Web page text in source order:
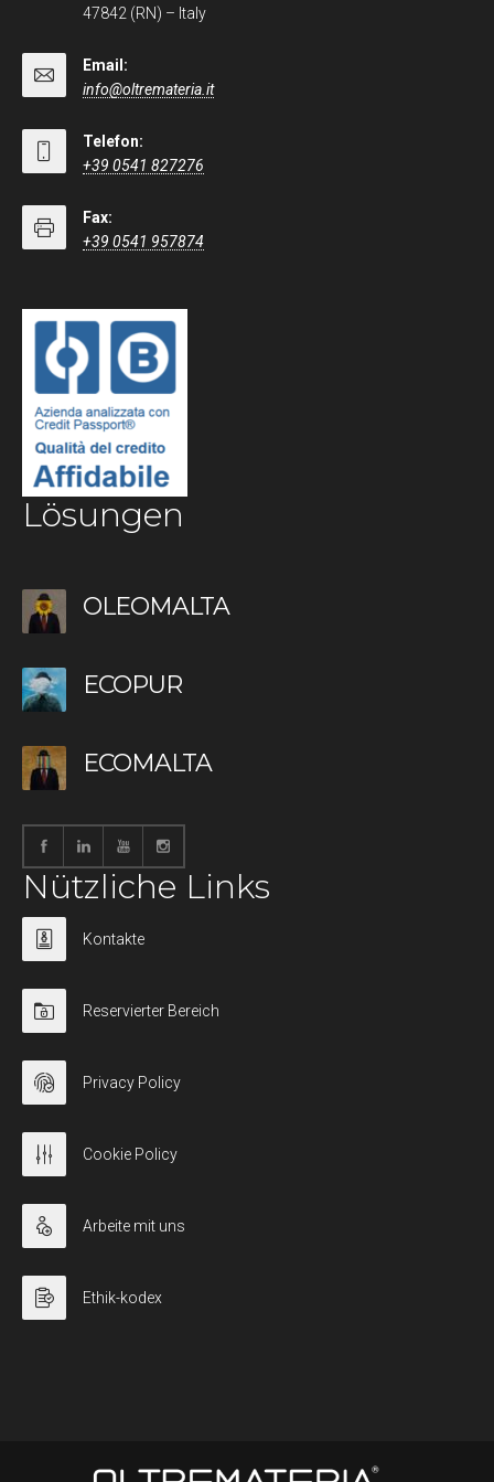
47842 (RN) – Italy
Email:
info@oltremateria.it
Telefon:
+39 0541 827276
Fax:
+39 0541 957874
Lösungen
OLEOMALTA
ECOPUR
ECOMALTA
Nützliche Links
Kontakte
Reservierter Bereich
Privacy Policy
Cookie Policy
Arbeite mit uns
Ethik-kodex